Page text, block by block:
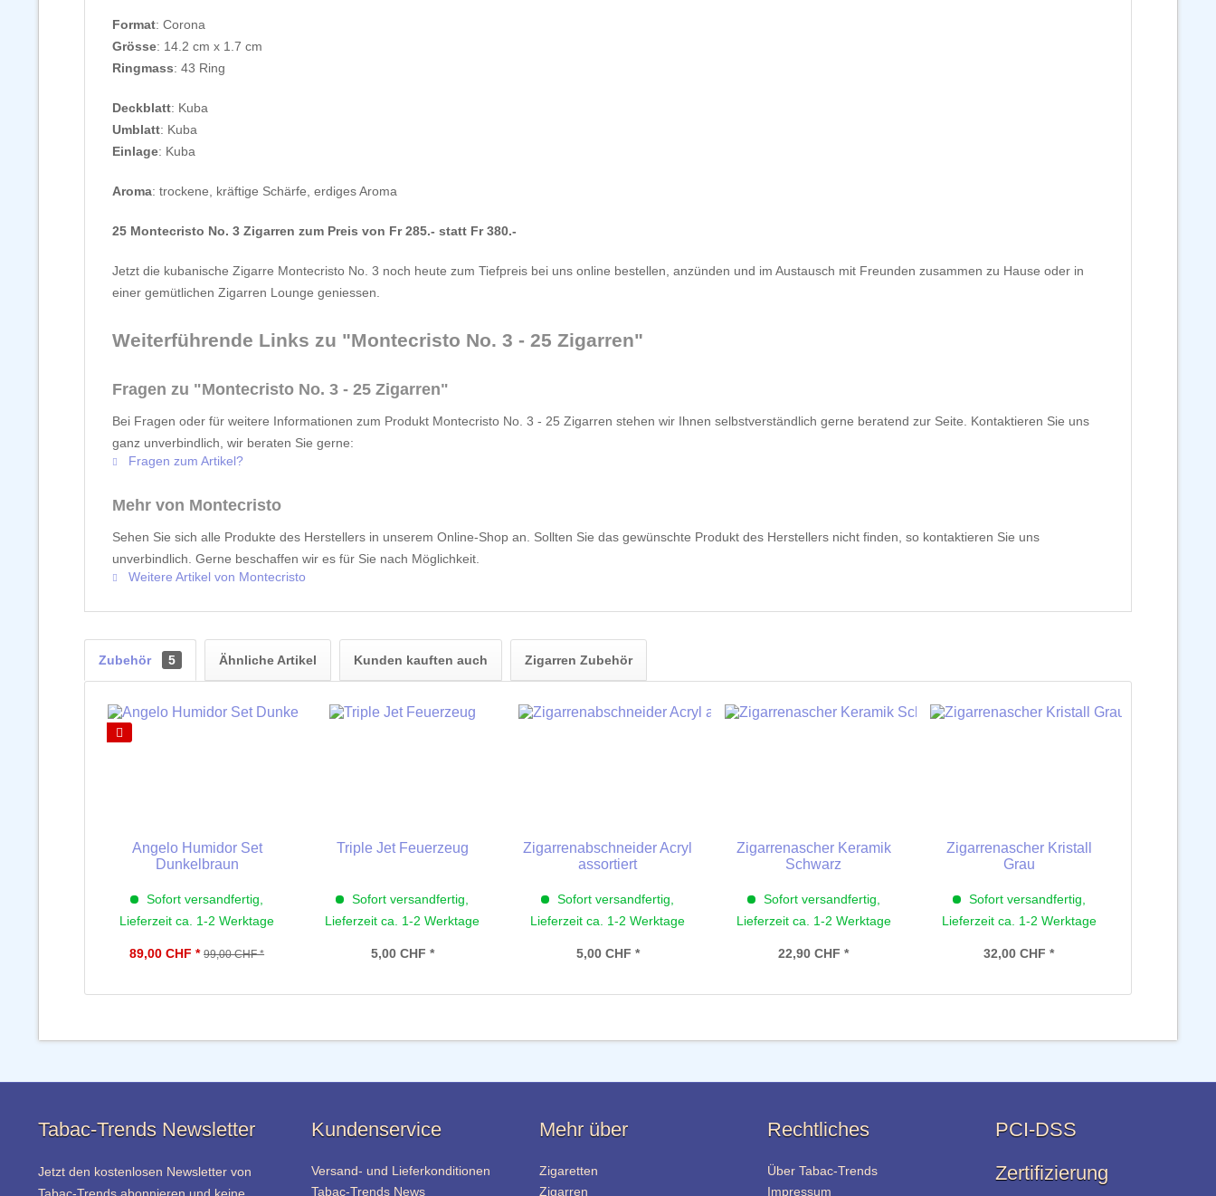
Format: Corona
Grösse: 14.2 cm x 1.7 cm
Ringmass: 43 Ring
Deckblatt: Kuba
Umblatt: Kuba
Einlage: Kuba
Aroma: trockene, kräftige Schärfe, erdiges Aroma
25 Montecristo No. 3 Zigarren zum Preis von Fr 285.- statt Fr 380.-
Jetzt die kubanische Zigarre Montecristo No. 3 noch heute zum Tiefpreis bei uns online bestellen, anzünden und im Austausch mit Freunden zusammen zu Hause oder in
einer gemütlichen Zigarren Lounge geniessen.
Weiterführende Links zu "Montecristo No. 3 - 25 Zigarren"
Fragen zu "Montecristo No. 3 - 25 Zigarren"
Bei Fragen oder für weitere Informationen zum Produkt Montecristo No. 3 - 25 Zigarren stehen wir Ihnen selbstverständlich gerne beratend zur Seite. Kontaktieren Sie uns
ganz unverbindlich, wir beraten Sie gerne:
Fragen zum Artikel?
Mehr von Montecristo
Sehen Sie sich alle Produkte des Herstellers in unserem Online-Shop an. Sollten Sie das gewünschte Produkt des Herstellers nicht finden, so kontaktieren Sie uns
unverbindlich. Gerne beschaffen wir es für Sie nach Möglichkeit.
Weitere Artikel von Montecristo
Zubehör 5 Ähnliche Artikel Kunden kauften auch Zigarren Zubehör
Angelo Humidor Set
Dunkelbraun
Sofort versandfertig,
Lieferzeit ca. 1-2 Werktage
89,00 CHF * 99,00 CHF *
Triple Jet Feuerzeug
Sofort versandfertig,
Lieferzeit ca. 1-2 Werktage
5,00 CHF *
Zigarrenabschneider Acryl
assortiert
Sofort versandfertig,
Lieferzeit ca. 1-2 Werktage
5,00 CHF *
Zigarrenascher Keramik
Schwarz
Sofort versandfertig,
Lieferzeit ca. 1-2 Werktage
22,90 CHF *
Zigarrenascher Kristall
Grau
Sofort versandfertig,
Lieferzeit ca. 1-2 Werktage
32,00 CHF *
Tabac-Trends Newsletter
Jetzt den kostenlosen Newsletter von
Tabac-Trends abonnieren und keine
Kundenservice
Versand- und Lieferkonditionen
Tabac-Trends News
Mehr über
Zigaretten
Zigarren
Rechtliches
Über Tabac-Trends
Impressum
PCI-DSS
Zertifizierung